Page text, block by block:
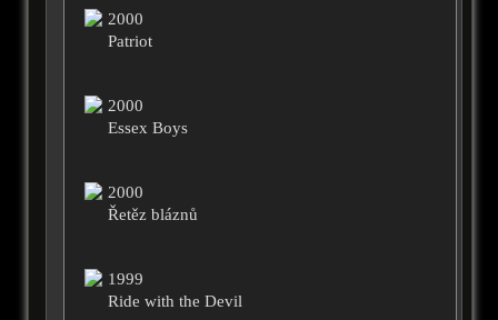
2000
Patriot
2000
Essex Boys
2000
Řetěz bláznů
1999
Ride with the Devil